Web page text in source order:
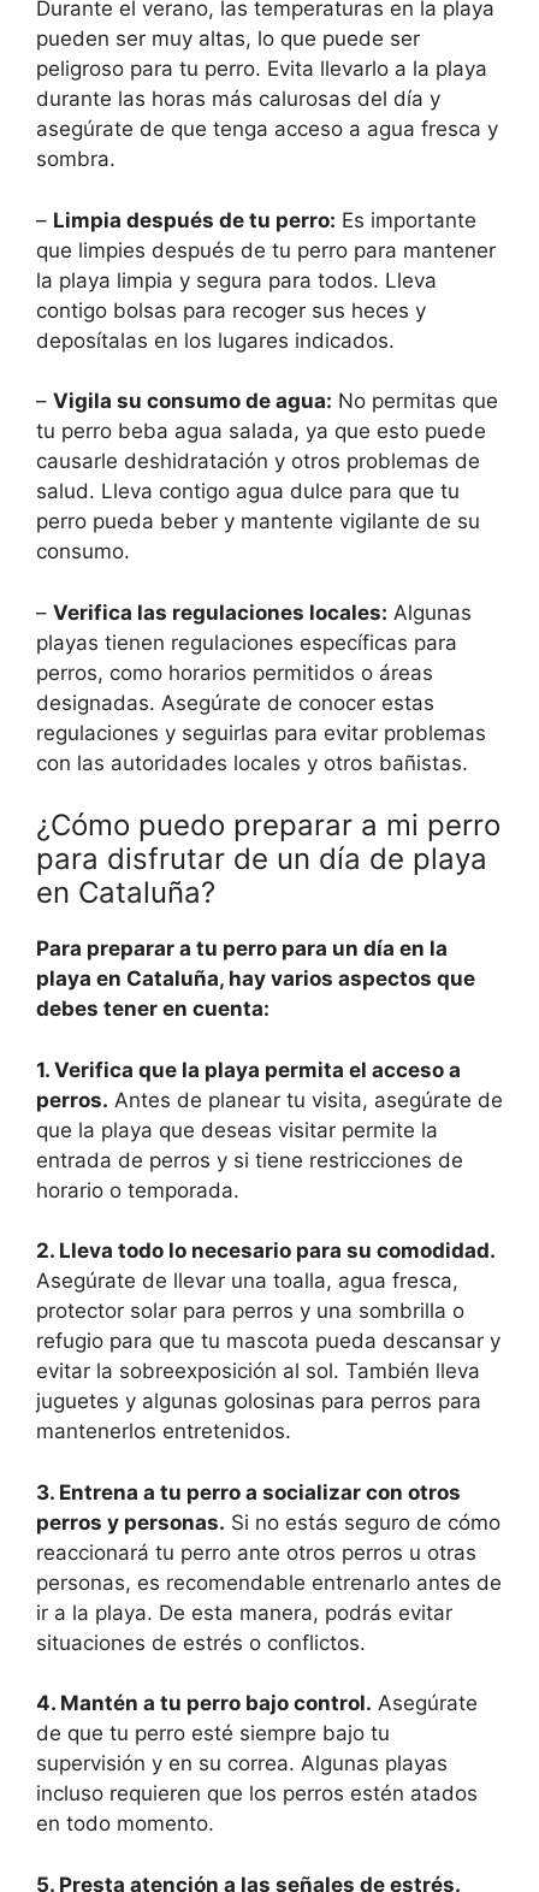
Durante el verano, las temperaturas en la playa
pueden ser muy altas, lo que puede ser
peligroso para tu perro. Evita llevarlo a la playa
durante las horas más calurosas del día y
asegúrate de que tenga acceso a agua fresca y
sombra.
– Limpia después de tu perro: Es importante
que limpies después de tu perro para mantener
la playa limpia y segura para todos. Lleva
contigo bolsas para recoger sus heces y
deposítalas en los lugares indicados.
– Vigila su consumo de agua: No permitas que
tu perro beba agua salada, ya que esto puede
causarle deshidratación y otros problemas de
salud. Lleva contigo agua dulce para que tu
perro pueda beber y mantente vigilante de su
consumo.
– Verifica las regulaciones locales: Algunas
playas tienen regulaciones específicas para
perros, como horarios permitidos o áreas
designadas. Asegúrate de conocer estas
regulaciones y seguirlas para evitar problemas
con las autoridades locales y otros bañistas.
¿Cómo puedo preparar a mi perro
para disfrutar de un día de playa
en Cataluña?
Para preparar a tu perro para un día en la
playa en Cataluña, hay varios aspectos que
debes tener en cuenta:
1. Verifica que la playa permita el acceso a
perros. Antes de planear tu visita, asegúrate de
que la playa que deseas visitar permite la
entrada de perros y si tiene restricciones de
horario o temporada.
2. Lleva todo lo necesario para su comodidad.
Asegúrate de llevar una toalla, agua fresca,
protector solar para perros y una sombrilla o
refugio para que tu mascota pueda descansar y
evitar la sobreexposición al sol. También lleva
juguetes y algunas golosinas para perros para
mantenerlos entretenidos.
3. Entrena a tu perro a socializar con otros
perros y personas. Si no estás seguro de cómo
reaccionará tu perro ante otros perros u otras
personas, es recomendable entrenarlo antes de
ir a la playa. De esta manera, podrás evitar
situaciones de estrés o conflictos.
4. Mantén a tu perro bajo control. Asegúrate
de que tu perro esté siempre bajo tu
supervisión y en su correa. Algunas playas
incluso requieren que los perros estén atados
en todo momento.
5. Presta atención a las señales de estrés.